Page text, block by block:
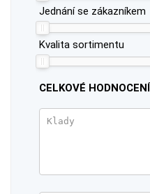
Jednání se zákazníkem
Kvalita sortimentu
CELKOVÉ HODNOCENÍ